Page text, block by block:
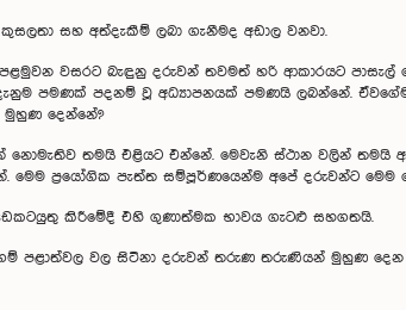
සහ අත්දැකීම් ලබා ගැනීමද අඩාල වනවා.
වසරට බැඳුනු දරුවන් තවමත් හරි ආකාරයට පාසැල්
පමණක් පදනම් වූ අධ්‍යාපනයක් පමණයි ලබන්නේ.
මුහුණ දෙන්නේ?
නොමැතිව තමයි එළියට එන්නේ. මෙවැනි ස්ථාන වලින්
ප්‍රයෝගික පැත්ත සම්පූර්ණයෙන්ම අපේ දරුවන්ට
කිරීමේදී එහි ගුණාත්මක භාවය ගැටළු සහගතයි.
ගම් පළාත්වල වල සිටිනා දරුවන් තරුණ තරුණියන් මුහුණ දෙන